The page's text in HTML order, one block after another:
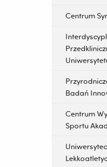
Centrum
Badań
Centrum
Sportu